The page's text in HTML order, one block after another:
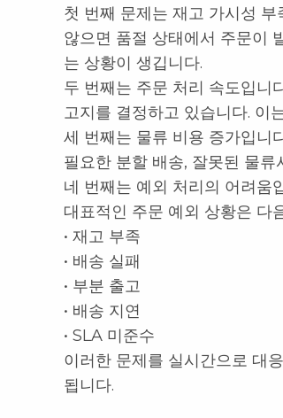
첫 번째 문제는 재고 가시성
않으면 품절 상태에서 주문이
는 상황이 생깁니다.
두 번째는 주문 처리 속도입니
고지를 결정하고 있습니다. 이
세 번째는 물류 비용 증가입니
필요한 분할 배송, 잘못된 물
네 번째는 예외 처리의 어려움
대표적인 주문 예외 상황은 다
• 재고 부족
• 배송 실패
• 부분 출고
• 배송 지연
• SLA 미준수
이러한 문제를 실시간으로 대
됩니다.